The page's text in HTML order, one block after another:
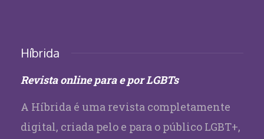
Híbrida
Revista online para e por LGBTs
A Híbrida é uma revista completamente
digital, criada pelo e para o público LGBT+,